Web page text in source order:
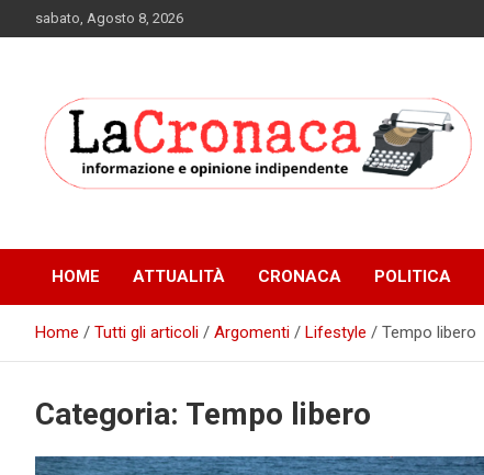
to
sabato, Agosto 8, 2026
HOME ATTUALITÀ CRONACA POLITICA
Home Tutti gli articoli Argomenti Lifestyle Tempo libero
Categoria: Tempo libero